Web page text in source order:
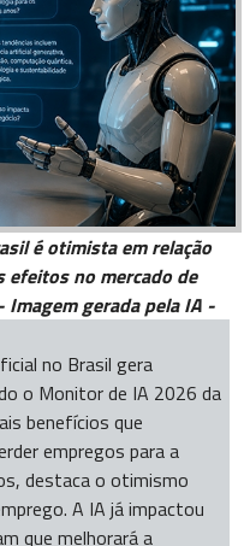
é otimista em relação
efeitos no mercado de
Imagem gerada pela IA -
no Brasil gera
o Monitor de IA 2026 da
benefícios que
empregos para a
destaca o otimismo
A IA já impactou
que melhorará a